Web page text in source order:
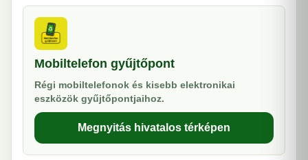
Mobiltelefon gyűjtőpont
Régi mobiltelefonok és kisebb elektronikai
eszközök gyűjtőpontjaihoz.
Megnyitás hivatalos térképen